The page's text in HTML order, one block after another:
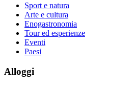
Sport e natura
Arte e cultura
Enogastronomia
Tour ed esperienze
Eventi
Paesi
Alloggi